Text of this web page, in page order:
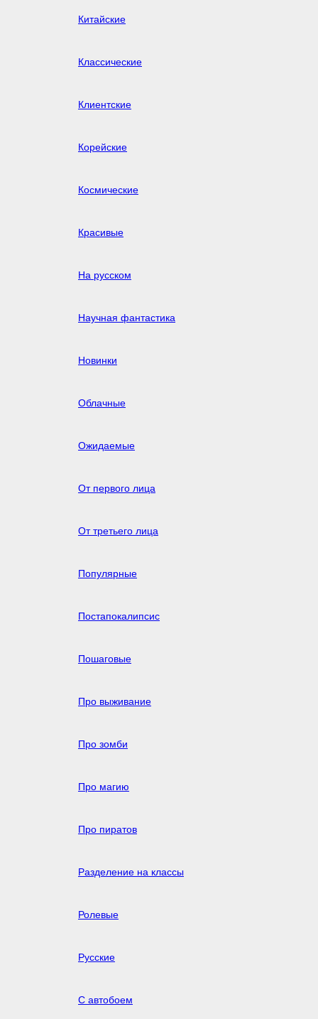
Китайские
Классические
Клиентские
Корейские
Космические
Красивые
На русском
Научная фантастика
Новинки
Облачные
Ожидаемые
От первого лица
От третьего лица
Популярные
Постапокалипсис
Пошаговые
Про выживание
Про зомби
Про магию
Про пиратов
Разделение на классы
Ролевые
Русские
С автобоем